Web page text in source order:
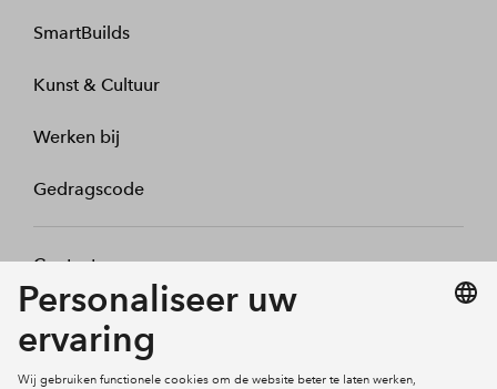
SmartBuilds
Kunst & Cultuur
Werken bij
Gedragscode
Contact
Mijn profiel